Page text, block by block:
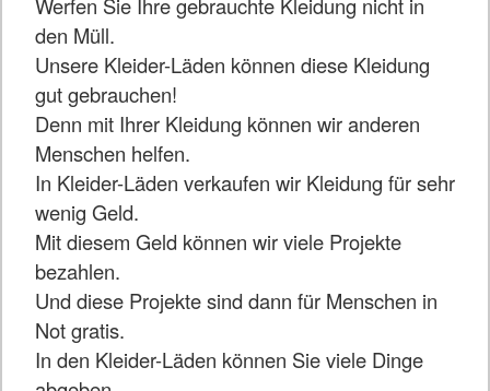
den Müll.
Unsere Kleider-Läden können diese Kleidung
gut gebrauchen!
Denn mit Ihrer Kleidung können wir anderen
Menschen helfen.
In Kleider-Läden verkaufen wir Kleidung für sehr
wenig Geld.
Mit diesem Geld können wir viele Projekte
bezahlen.
Und diese Projekte sind dann für Menschen in
Not gratis.
In den Kleider-Läden können Sie viele Dinge